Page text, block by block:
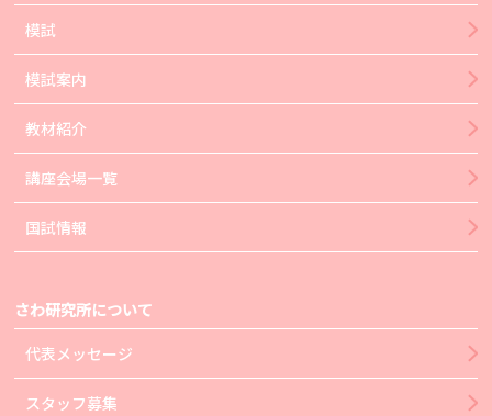
模試
模試案内
教材紹介
講座会場一覧
国試情報
さわ研究所について
代表メッセージ
スタッフ募集